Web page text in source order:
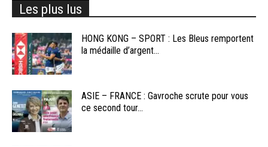
Les plus lus
HONG KONG – SPORT : Les Bleus remportent
la médaille d’argent...
ASIE – FRANCE : Gavroche scrute pour vous
ce second tour...